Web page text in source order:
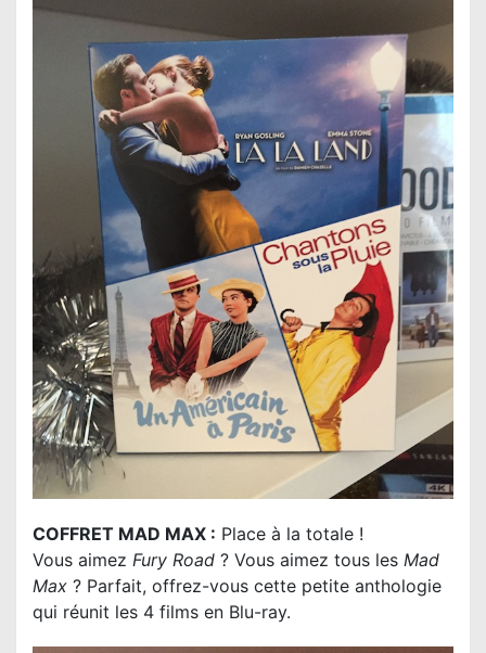
COFFRET MAD MAX : Place à la totale !
Vous aimez Fury Road ? Vous aimez tous les Mad
Max ? Parfait, offrez-vous cette petite anthologie
qui réunit les 4 films en Blu-ray.